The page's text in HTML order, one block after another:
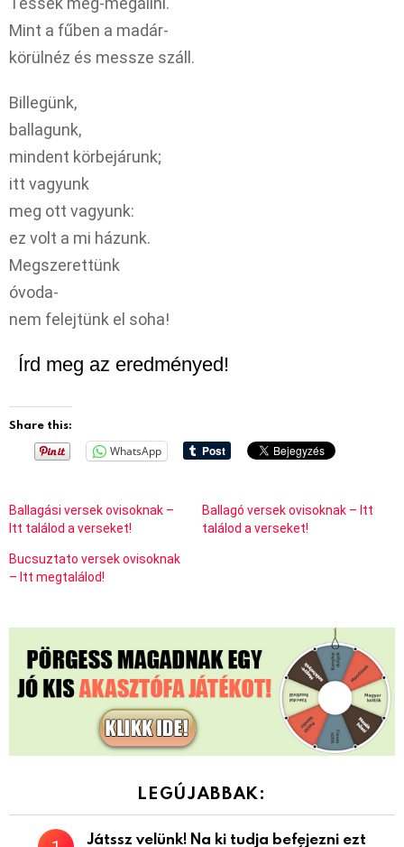
Mint a fűben a madár-
körülnéz és messze száll.
Billegünk,
ballagunk,
mindent körbejárunk;
itt vagyunk
meg ott vagyunk:
ez volt a mi házunk.
Megszerettünk
óvoda-
nem felejtünk el soha!
Írd meg az eredményed!
Share this:
WhatsApp
Ballagási versek ovisoknak –
Itt találod a verseket!
Ballagó versek ovisoknak – Itt
találod a verseket!
Bucsuztato versek ovisoknak
– Itt megtalálod!
LEGÚJABBAK:
Játssz velünk! Na ki tudja befejezni ezt